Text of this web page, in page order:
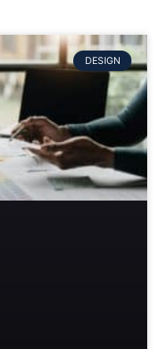
DESIGN